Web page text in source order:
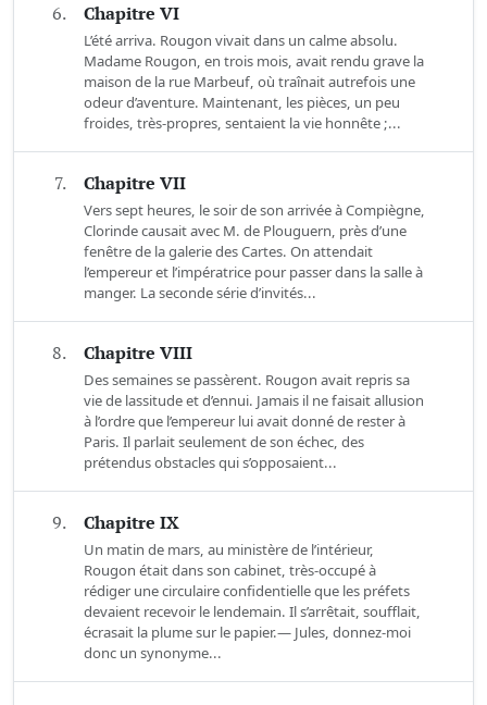
6. Chapitre VI
L’été arriva. Rougon vivait dans un calme absolu.
Madame Rougon, en trois mois, avait rendu grave la
maison de la rue Marbeuf, où traînait autrefois une
odeur d’aventure. Maintenant, les pièces, un peu
froides, très-propres, sentaient la vie honnête ;...
7. Chapitre VII
Vers sept heures, le soir de son arrivée à Compiègne,
Clorinde causait avec M. de Plouguern, près d’une
fenêtre de la galerie des Cartes. On attendait
l’empereur et l’impératrice pour passer dans la salle à
manger. La seconde série d’invités...
8. Chapitre VIII
Des semaines se passèrent. Rougon avait repris sa
vie de lassitude et d’ennui. Jamais il ne faisait allusion
à l’ordre que l’empereur lui avait donné de rester à
Paris. Il parlait seulement de son échec, des
prétendus obstacles qui s’opposaient...
9. Chapitre IX
Un matin de mars, au ministère de l’intérieur,
Rougon était dans son cabinet, très-occupé à
rédiger une circulaire confidentielle que les préfets
devaient recevoir le lendemain. Il s’arrêtait, soufflait,
écrasait la plume sur le papier.— Jules, donnez-moi
donc un synonyme...